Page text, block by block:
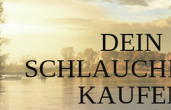
DEIN